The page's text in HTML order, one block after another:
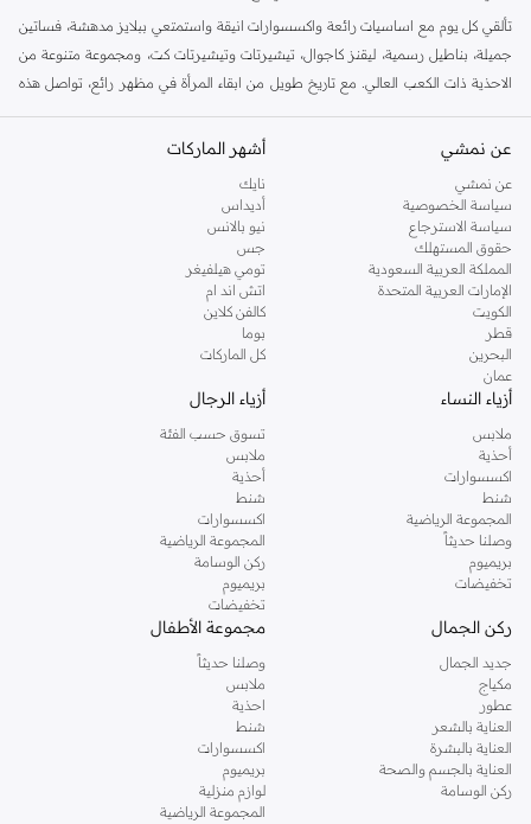
تألقي كل يوم مع اساسيات رائعة واكسسوارات انيقة واستمتعي ببلايز مدهشة، فساتين
جميلة، بناطيل رسمية، ليقنز كاجوال، تيشيرتات وتيشيرتات كت، ومجموعة متنوعة من
الاحذية ذات الكعب العالي. مع تاريخ طويل من ابقاء المرأة في مظهر رائع، تواصل هذه
كنت تقومين بتجديد خزانة ملابسك الملائمة للعمل، البحث عن فستان مثالي للحفلات او
اليه.
تسوقي دوروثي بيركنز اون لاين مسقط
تسوقي دوروثي بيركنز اون لاين من نمشي واستمتعي باكثر من الف ستايل من مجموعة
دوروثي بيركنز الشهيرة. تصفحي المجموعة كاملة في متجر دوروثي بيركنز اون لاين او
استخدمي القائمة لتحديد تجربة تسوق دوروثي بيركنز اون لاين. خدمة التوصيل السريعة
والدعم الاستثنائي يضمن لك تجربة تسوق ممتعة دائما مع نمشي.
عن نمشي
عن نمشي
سياسة الخصوصية
سياسة الاسترجاع
حقوق المستهلك
المملكة العربية السعودية
الإمارات العربية المتحدة
الكويت
قطر
البحرين
عمان
أشهر الماركات
نايك
أديداس
نيو بالانس
جس
تومي هيلفيغر
اتش اند ام
كالفن كلاين
بوما
كل الماركات
أزياء النساء
ملابس
أحذية
اكسسوارات
شنط
المجموعة الرياضية
وصلنا حديثاً
بريميوم
تخفيضات
أزياء الرجال
تسوق حسب الفئة
ملابس
أحذية
شنط
اكسسوارات
المجموعة الرياضية
ركن الوسامة
بريميوم
تخفيضات
ركن الجمال
جديد الجمال
مكياج
عطور
العناية بالشعر
العناية بالبشرة
العناية بالجسم والصحة
ركن الوسامة
مجموعة الأطفال
وصلنا حديثاً
ملابس
احذية
شنط
اكسسوارات
بريميوم
لوازم منزلية
المجموعة الرياضية